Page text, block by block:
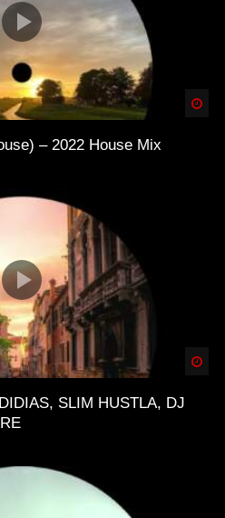
– 2022 House Mix
SLIM HUSTLA, DJ